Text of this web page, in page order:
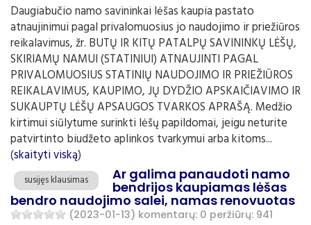
Daugiabučio namo savininkai lėšas kaupia pastato
atnaujinimui pagal privalomuosius jo naudojimo ir priežiūros
reikalavimus, žr. BUTŲ IR KITŲ PATALPŲ SAVININKŲ LĖŠŲ,
SKIRIAMŲ NAMUI (STATINIUI) ATNAUJINTI PAGAL
PRIVALOMUOSIUS STATINIŲ NAUDOJIMO IR PRIEŽIŪROS
REIKALAVIMUS, KAUPIMO, JŲ DYDŽIO APSKAIČIAVIMO IR
SUKAUPTŲ LĖŠŲ APSAUGOS TVARKOS APRAŠĄ. Medžio
kirtimui siūlytume surinkti lėšų papildomai, jeigu neturite
patvirtinto biudžeto aplinkos tvarkymui arba kitoms...
(skaityti viską)
susijęs klausimas Ar galima panaudoti namo
bendrijos kaupiamas lėšas
bendro naudojimo salei, namas renovuotas
(2023-01-13) komentarų: 0 peržiūrų: 941